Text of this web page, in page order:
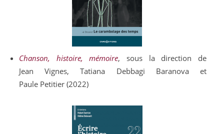
Chanson, histoire, mémoire, sous la direction de
JeanVignes, Tatiana Debbagi Baranovaet
Paule Petitier (2022)